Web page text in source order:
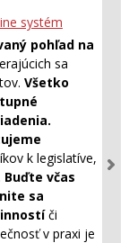
systém
pohľad na
sa
Všetko
k legislatíve,
Buďte včas
sa
či
v praxi je